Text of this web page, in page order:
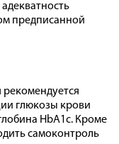
предписанной
глюкозы крови
HbA1c. Кроме
самоконтроль